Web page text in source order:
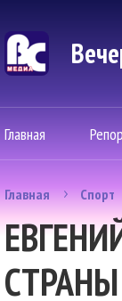
Главная
Главная Спорт
СТРАНЫ